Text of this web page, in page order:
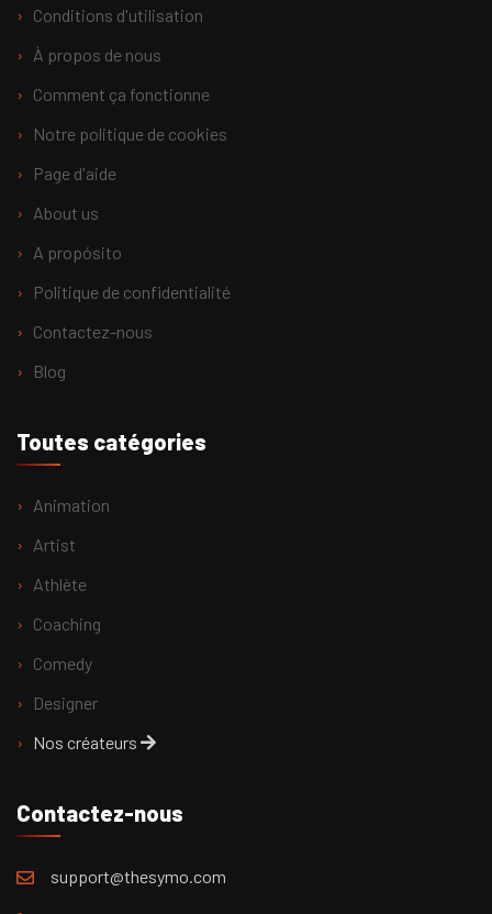
Conditions d'utilisation
À propos de nous
Comment ça fonctionne
Notre politique de cookies
Page d'aide
About us
A propósito
Politique de confidentialité
Contactez-nous
Blog
Toutes catégories
Animation
Artist
Athlète
Coaching
Comedy
Designer
Nos créateurs
Contactez-nous
support@thesymo.com